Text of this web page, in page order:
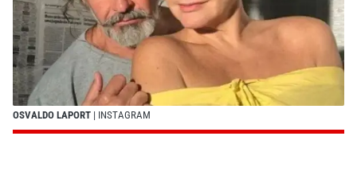
OSVALDO LAPORT | INSTAGRAM